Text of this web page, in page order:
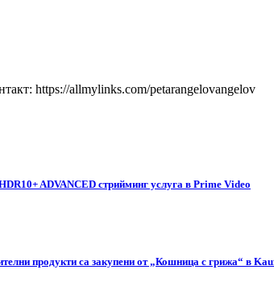
https://allmylinks.com/petarangelovangelov
ADVANCED стрийминг услуга в Prime Video
продукти са закупени от „Кошница с грижа“ в